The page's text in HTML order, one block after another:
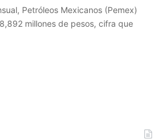
Petróleos Mexicanos (Pemex)
millones de pesos, cifra que